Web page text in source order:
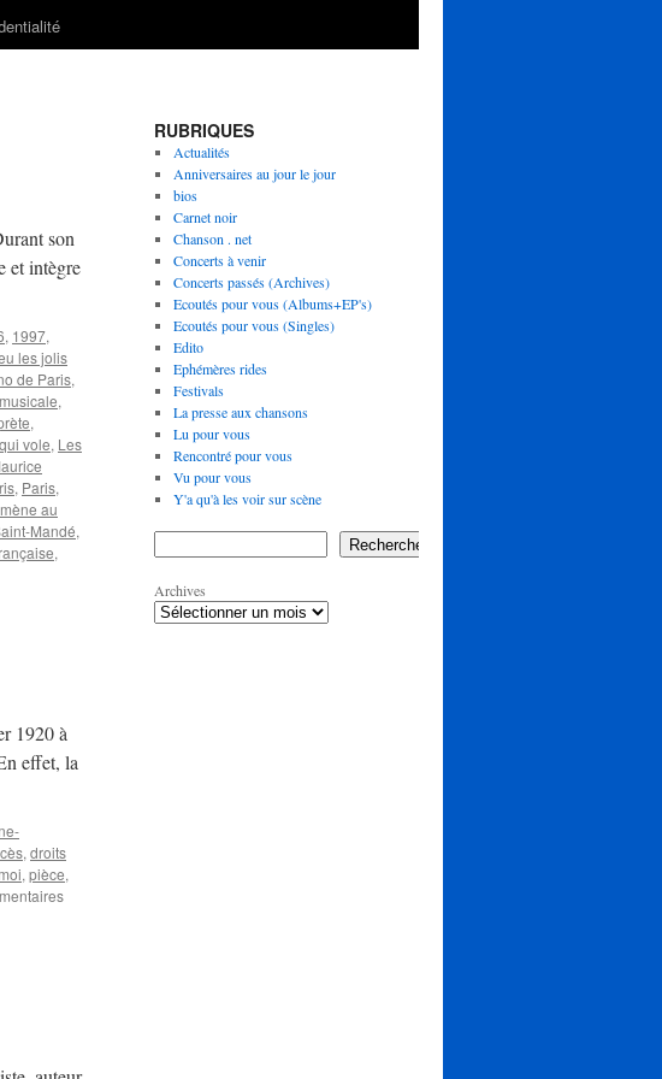
son
et intègre
, 1997,
les jolis
de Paris,
,
,
vole, Les
, Paris,
au
Mandé,
,
1920 à
effet, la
, droits
, pièce,
RUBRIQUES
Actualités
Anniversaires au jour le jour
bios
Carnet noir
Chanson . net
Concerts à venir
Concerts passés (Archives)
Ecoutés pour vous (Albums+EP's)
Ecoutés pour vous (Singles)
Edito
Ephémères rides
Festivals
La presse aux chansons
Lu pour vous
Rencontré pour vous
Vu pour vous
Y'a qu'à les voir sur scène
Rechercher
Archives